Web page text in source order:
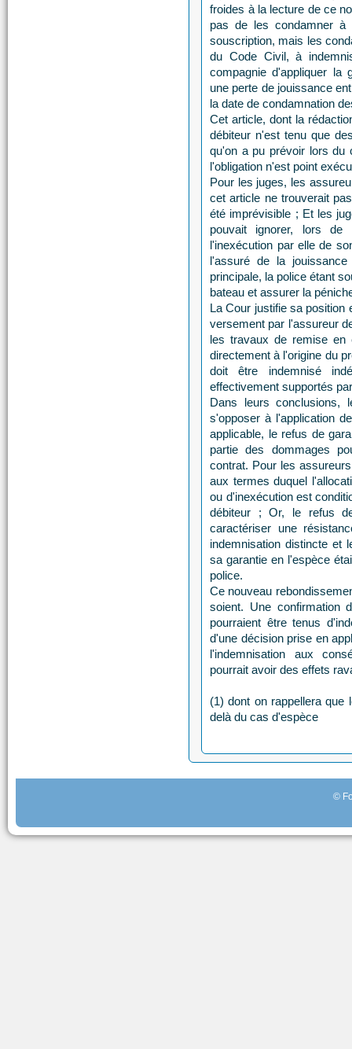
froides à la lecture de ce
pas de les condamner
souscription, mais les
du Code Civil, à
compagnie d'appliquer la
une perte de jouissance
la date de condamnation
Cet article, dont la
débiteur n'est tenu que
qu'on a pu prévoir lors du
l'obligation n'est point
Pour les juges, les
cet article ne trouverait
été imprévisible ; Et les
pouvait ignorer, lors de
l'inexécution par elle de
l'assuré de la
principale, la police étant
bateau et assurer la
La Cour justifie sa position
versement par l'assureur
les travaux de remise en
directement à l'origine du
doit être indemnisé
effectivement supportés
Dans leurs conclusions,
s'opposer à l'application
applicable, le refus de
partie des dommages
contrat. Pour les
aux termes duquel
ou d'inexécution est
débiteur ; Or, le refus
caractériser une
indemnisation distincte et
sa garantie en l'espèce
police.
Ce nouveau
soient. Une confirmation
pourraient être tenus
d'une décision prise en
l'indemnisation aux
pourrait avoir des effets
(1) dont on rappellera que
delà du cas d'espèce
©